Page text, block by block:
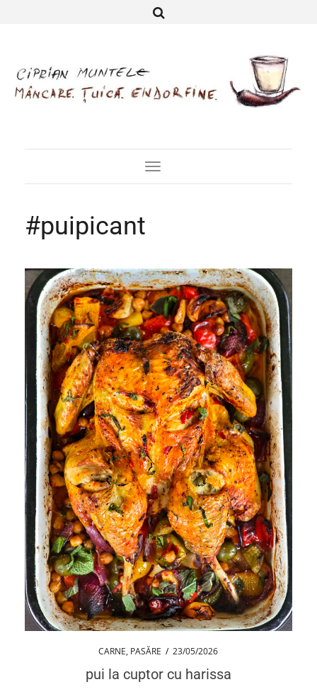
Toggle
Navigation
#puipicant
CARNE, PASĂRE / 23/05/2026
pui la cuptor cu harissa